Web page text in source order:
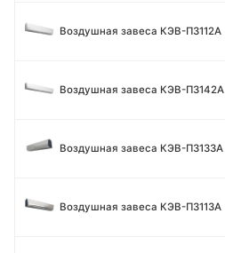
Воздушная завеса КЭВ-П3112A
Воздушная завеса КЭВ-П3142A
Воздушная завеса КЭВ-П3133А
Воздушная завеса КЭВ-П3113А